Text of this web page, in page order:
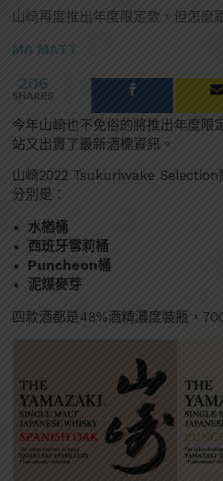
山崎再度推出年度限定款，但怎麼
MA MATT
206
SHARES
今年山崎也不免俗的將推出年度限
站又出賣了最新酒標資訊。
山崎2022 Tsukuriwake Selection
分別是：
水楢桶
西班牙雪莉桶
Puncheon桶
泥煤麥芽
四款酒都是48%酒精濃度裝瓶，